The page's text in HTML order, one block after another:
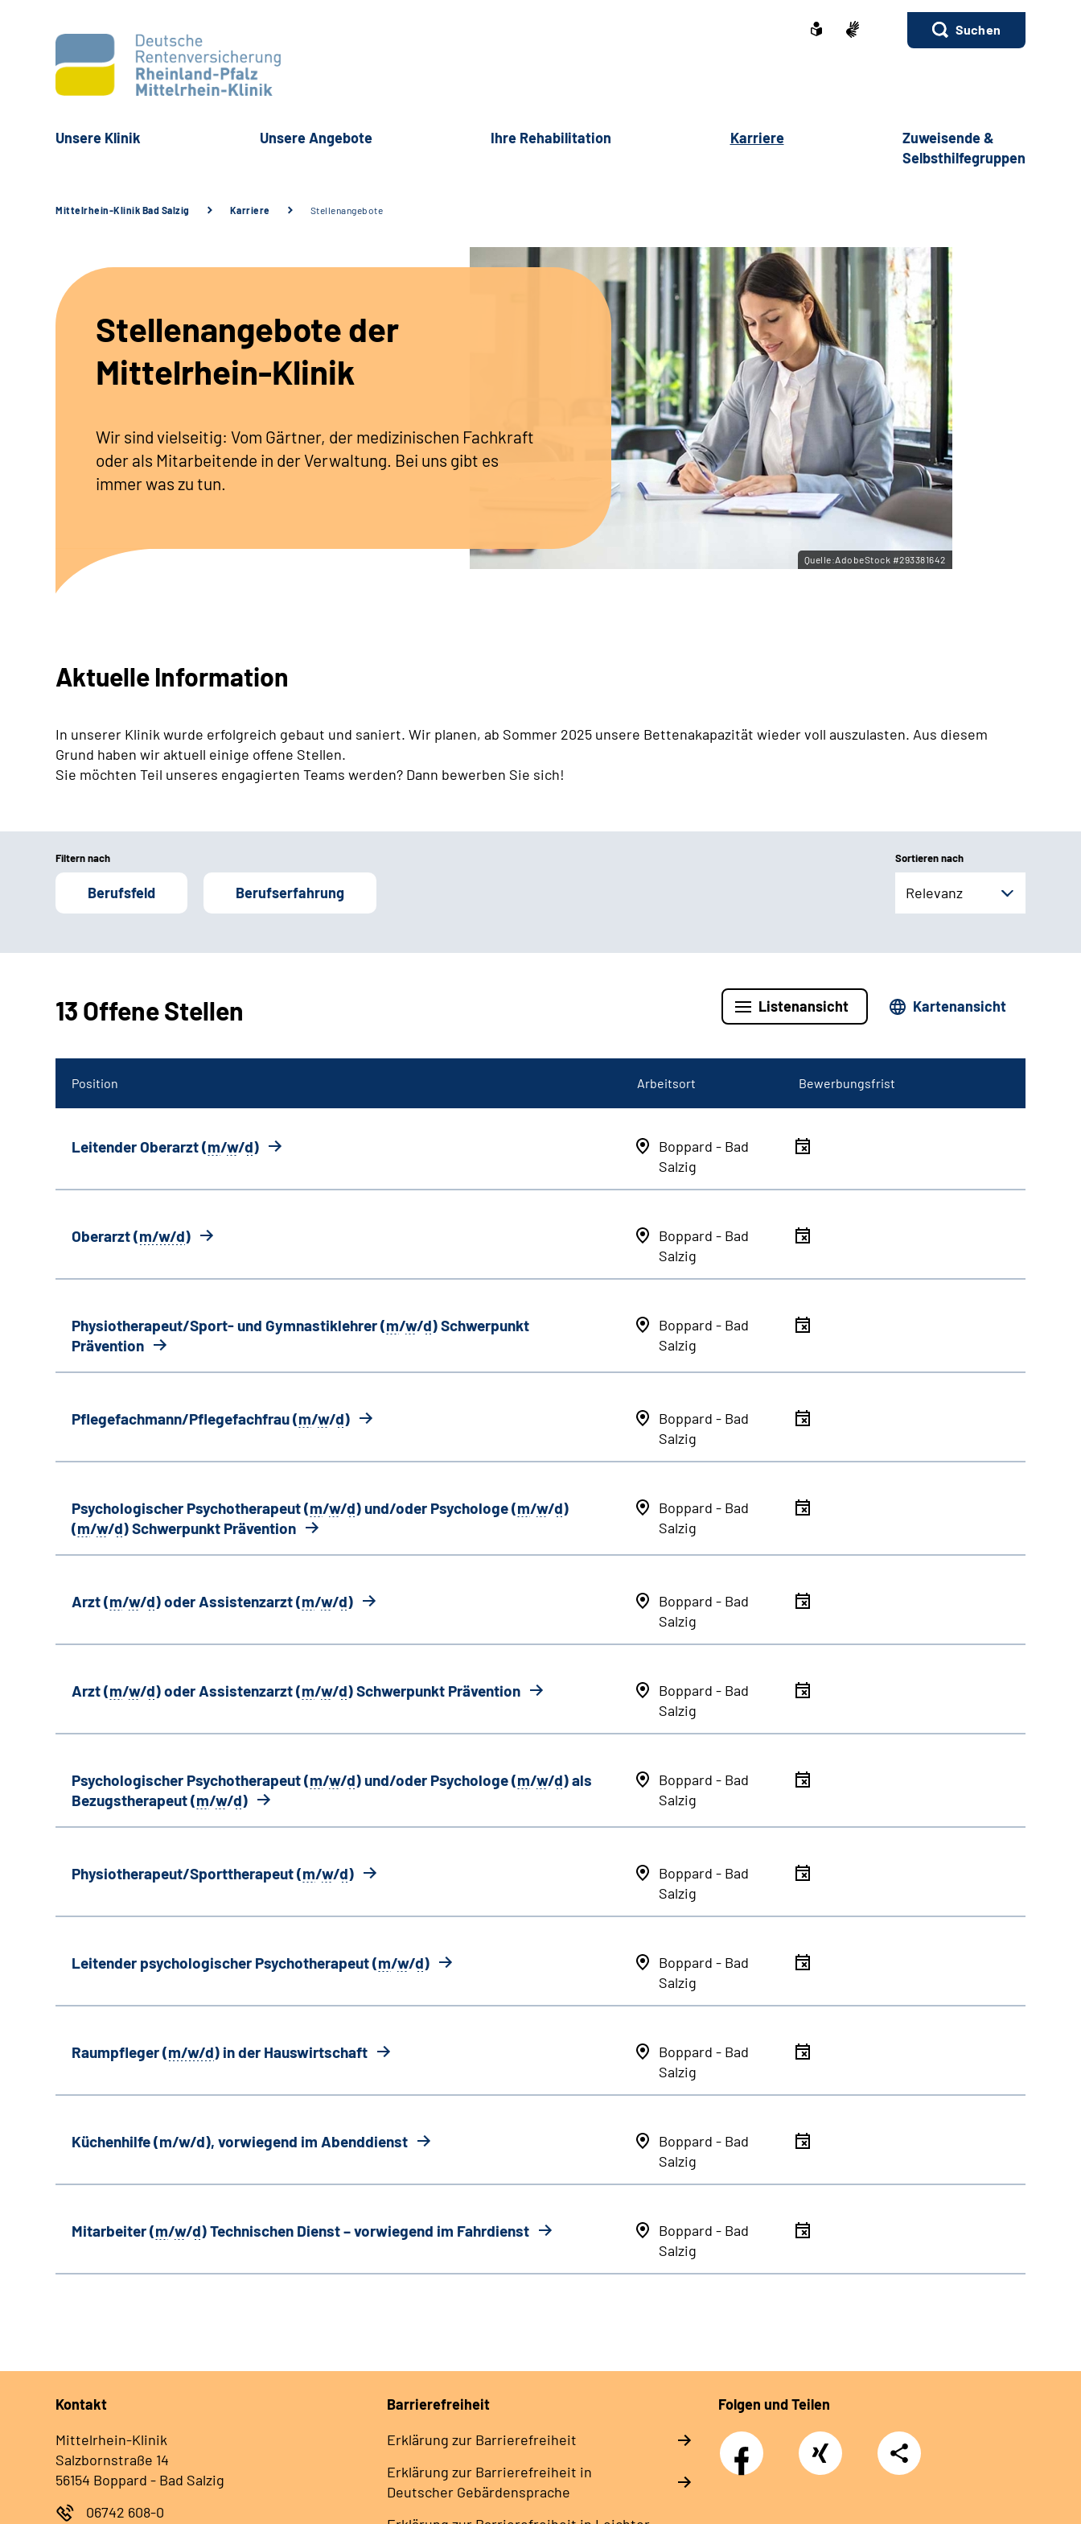
Suchen
Unsere Klinik Unsere Angebote Ihre Rehabilitation Karriere
Zuweisende &
Selbsthilfegruppen
Mittelrhein-Klinik Bad Salzig Karriere Stellenangebote
Stellenangebote der
Mittelrhein-Klinik
Wir sind vielseitig: Vom Gärtner, der medizinischen Fachkraft
oder als Mitarbeitende in der Verwaltung. Bei uns gibt es
immer was zu tun.
Quelle:AdobeStock #293381642
Aktuelle Information
In unserer Klinik wurde erfolgreich gebaut und saniert. Wir planen, ab Sommer 2025 unsere Bettenakapazität wieder voll auszulasten. Aus diesem
Grund haben wir aktuell einige offene Stellen.
Sie möchten Teil unseres engagierten Teams werden? Dann bewerben Sie sich!
Filtern nach
Berufsfeld Berufserfahrung
Sortieren nach
Relevanz
13 Offene Stellen Listenansicht Kartenansicht
Position Arbeitsort Bewerbungsfrist
Leitender Oberarzt (m/w/d)
Boppard - Bad
Salzig
Oberarzt (m/w/d)
Boppard - Bad
Salzig
Physiotherapeut/Sport- und Gymnastiklehrer (m/w/d) Schwerpunkt
Prävention
Boppard - Bad
Salzig
Pflegefachmann/Pflegefachfrau (m/w/d)
Boppard - Bad
Salzig
Psychologischer Psychotherapeut (m/w/d) und/oder Psychologe (m/w/d)
(m/w/d) Schwerpunkt Prävention
Boppard - Bad
Salzig
Arzt (m/w/d) oder Assistenzarzt (m/w/d)
Boppard - Bad
Salzig
Arzt (m/w/d) oder Assistenzarzt (m/w/d) Schwerpunkt Prävention
Boppard - Bad
Salzig
Psychologischer Psychotherapeut (m/w/d) und/oder Psychologe (m/w/d) als
Bezugstherapeut (m/w/d)
Boppard - Bad
Salzig
Physiotherapeut/Sporttherapeut (m/w/d)
Boppard - Bad
Salzig
Leitender psychologischer Psychotherapeut (m/w/d)
Boppard - Bad
Salzig
Raumpfleger (m/w/d) in der Hauswirtschaft
Boppard - Bad
Salzig
Küchenhilfe (m/w/d), vorwiegend im Abenddienst
Boppard - Bad
Salzig
Mitarbeiter (m/w/d) Technischen Dienst – vorwiegend im Fahrdienst
Boppard - Bad
Salzig
Kontakt
Mittelrhein-Klinik
Salzbornstraße 14
56154 Boppard - Bad Salzig
06742 608-0
Barrierefreiheit
Erklärung zur Barrierefreiheit
Erklärung zur Barrierefreiheit in
Deutscher Gebärdensprache
Folgen und Teilen
Facebook Xing
Teilen